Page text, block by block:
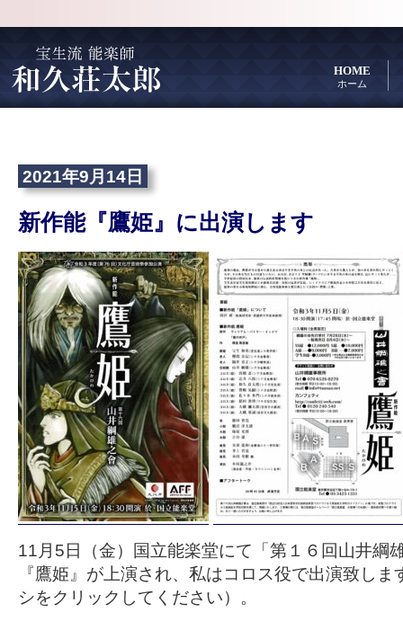
HOME
ホーム
2021年9月14日
新作能『鷹姫』に出演します
11月5日（金）国立能楽堂にて「第１６回山井綱
『鷹姫』が上演され、私はコロス役で出演致し
シをクリックしてください）。